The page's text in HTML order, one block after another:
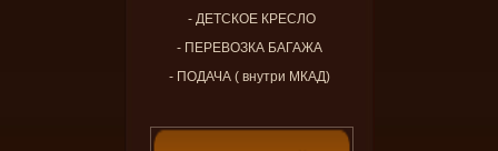
- ДЕТСКОЕ КРЕСЛО
- ПЕРЕВОЗКА БАГАЖА
- ПОДАЧА ( внутри МКАД)